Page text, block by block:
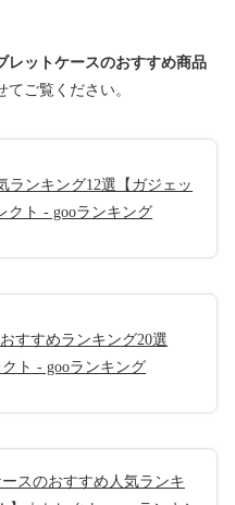
レットケースのおすすめ商品
てご覧ください。
ランキング12選【ガジェッ
クト - gooランキング
すすめランキング20選
クト - gooランキング
ースのおすすめ人気ランキ